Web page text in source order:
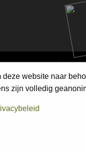
COMPETITIONS
website naar
zijn volledig